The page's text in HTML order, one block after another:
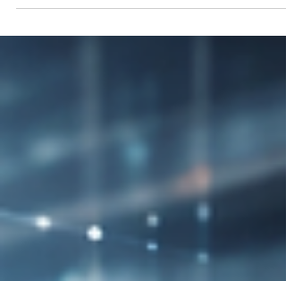
schnell strategische Abhängigkeiten,
Unsicherheiten und versteckte Folgekosten